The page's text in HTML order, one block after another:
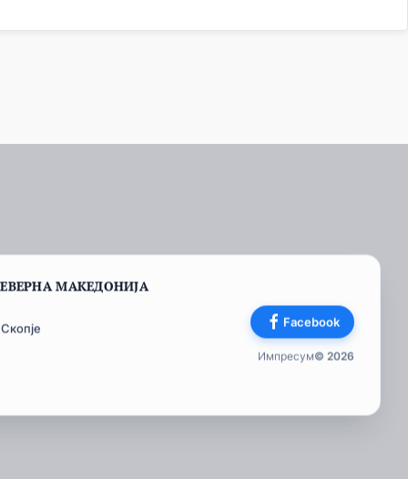
МАКЕДОНИЈА
Facebook
Импресум© 2026